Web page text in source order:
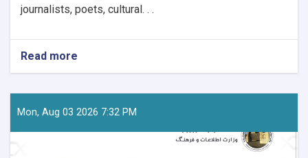
journalists, poets, cultural. . .
Read more
Capacity-
Building
Mon, Aug 03 2026 7:32 PM